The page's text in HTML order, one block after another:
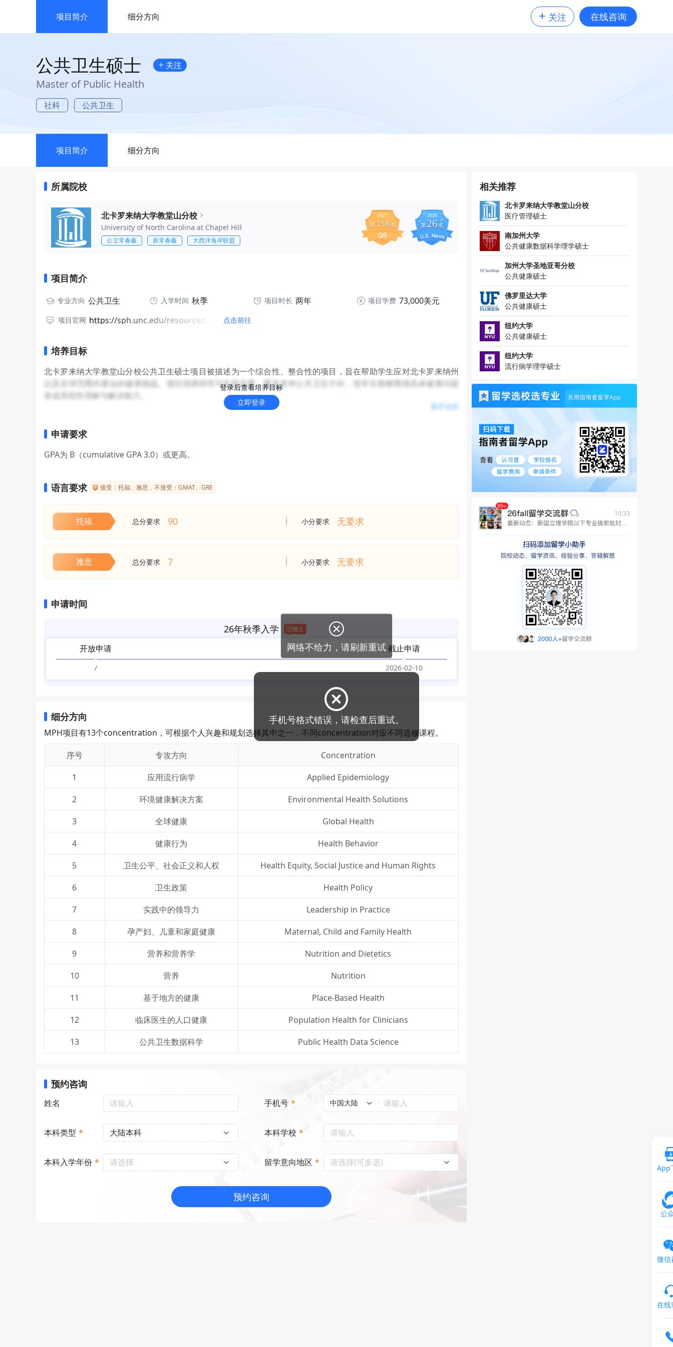
项目简介 细分方向 + 关注 在线咨询
公共卫生硕士 + 关注
Master of Public Health
社科 公共卫生
项目简介 细分方向
所属院校
北卡罗来纳大学教堂山分校
University of North Carolina at Chapel Hill
公立常春藤 新常春藤 大西洋海岸联盟
2027
第 158 名
2026
第26名
项目简介
专业方向 公共卫生 入学时间 秋季 项目时长 两年 项目学费 73,000美元
项目官网 点击前往
登录后查看培养目标
立即登录
培养目标
北卡罗来纳大学教堂山分校公共卫生硕士项目被描述为一个综合性、整合性的项目，旨在帮助学生应对北卡罗来纳州
以及全球范围内紧迫的健康挑战。项目强调研究与实践并重，覆盖多种公共卫生方向，使学生能够围绕具体健康问题
形成系统性理解与解决能力。
项目还突出实践导向学习，学生通过课程学习、实践课程以及真实世界经验应用所学技能；在线项目版本也明确提到
力、领导力，以及在不同人群和场景中推进人口健康的专业能力。
展开全部
申请要求
GPA为 B（cumulative GPA 3.0）或更高。
语言要求 接受：托福、雅思，不接受：GMAT、GRE
托福 总分要求 90 小分要求 无要求
雅思 总分要求 7 小分要求 无要求
申请时间
26年秋季入学
开放申请
/
截止申请
2026-02-10
细分方向
MPH项目有13个concentration，可根据个人兴趣和规划选择其中之一，不同concentration对应不同选修课程。
序号 专攻方向
Concentration
1
应用流行病学
Applied Epidemiology
2
环境健康解决方案
Environmental Health Solutions
3
全球健康
Global Health
4
健康行为
Health Behavior
5
卫生公平、社会正义和人权
Health Equity, Social Justice and Human Rights
6
卫生政策
Health Policy
7
实践中的领导力
Leadership in Practice
8
孕产妇、儿童和家庭健康
Maternal, Child and Family Health
9
营养和营养学
Nutrition and Dietetics
10
营养
Nutrition
11
基于地方的健康
Place-Based Health
12
临床医生的人口健康 Population Health for Clinicians
13 公共卫生数据科学 Public Health Data Science
预约咨询
姓名 手机号 * 中国大陆
本科类型 * 大陆本科 本科学校 *
本科入学年份 * 请选择 留学意向地区 * 请选择(可多选)
预约咨询
相关推荐
北卡罗来纳大学教堂山分校
医疗管理硕士
南加州大学
公共健康数据科学理学硕士
加州大学圣地亚哥分校
公共健康硕士
佛罗里达大学
公共健康硕士
纽约大学
公共健康硕士
纽约大学
流行病学理学硕士
10:33
App
公
微信
在线